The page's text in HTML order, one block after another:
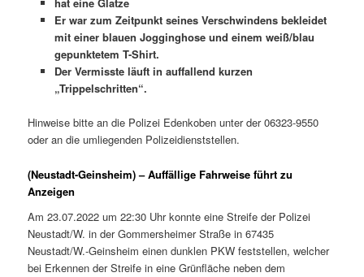
Er war zum Zeitpunkt seines Verschwindens bekleidet
mit einer blauen Jogginghose und einem weiß/blau
gepunktetem T-Shirt.
Der Vermisste läuft in auffallend kurzen
„Trippelschritten“.
Hinweise bitte an die Polizei Edenkoben unter der 06323-9550
oder an die umliegenden Polizeidienststellen.
(Neustadt-Geinsheim) – Auffällige Fahrweise führt zu
Anzeigen
Am 23.07.2022 um 22:30 Uhr konnte eine Streife der Polizei
Neustadt/W. in der Gommersheimer Straße in 67435
Neustadt/W.-Geinsheim einen dunklen PKW feststellen, welcher
bei Erkennen der Streife in eine Grünfläche neben dem